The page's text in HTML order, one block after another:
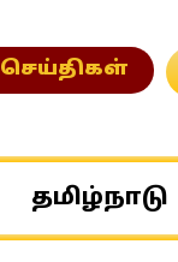
செய்திகள்
தமிழ்நாடு